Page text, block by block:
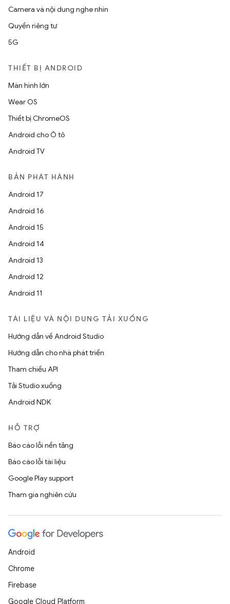
Camera và nội dung nghe nhìn
Quyền riêng tư
5G
THIẾT BỊ ANDROID
Màn hình lớn
Wear OS
Thiết bị ChromeOS
Android cho Ô tô
Android TV
BẢN PHÁT HÀNH
Android 17
Android 16
Android 15
Android 14
Android 13
Android 12
Android 11
TÀI LIỆU VÀ NỘI DUNG TẢI XUỐNG
Hướng dẫn về Android Studio
Hướng dẫn cho nhà phát triển
Tham chiếu API
Tải Studio xuống
Android NDK
HỖ TRỢ
Báo cáo lỗi nền tảng
Báo cáo lỗi tài liệu
Google Play support
Tham gia nghiên cứu
Android
Chrome
Firebase
Google Cloud Platform